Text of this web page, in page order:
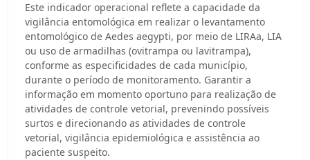
Este indicador operacional reflete a capacidade da
vigilância entomológica em realizar o levantamento
entomológico de Aedes aegypti, por meio de LIRAa, LIA
ou uso de armadilhas (ovitrampa ou lavitrampa),
conforme as especificidades de cada município,
durante o período de monitoramento. Garantir a
informação em momento oportuno para realização de
atividades de controle vetorial, prevenindo possíveis
surtos e direcionando as atividades de controle
vetorial, vigilância epidemiológica e assistência ao
paciente suspeito.